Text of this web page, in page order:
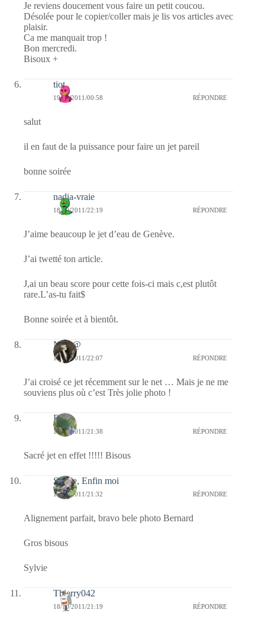
Je reviens doucement vous faire un petit coucou.
Désolée pour le copier/coller mais je lis vos articles avec
plaisir.
Ca me manquait trop !
Bon mercredi.
Bisoux +
tiot
19/10/2011/00:58 RÉPONDRE
salut
il en faut de la puissance pour faire un jet pareil
bonne soirée
nadia-vraie
18/10/2011/22:19 RÉPONDRE
J’aime beaucoup le jet d’eau de Genève.
J’ai twetté ton article.
J,ai un beau score pour cette fois-ci mais c,est plutôt
rare.L’as-tu fait$
Bonne soirée et à bientôt.
Nikit@
18/10/2011/22:07 RÉPONDRE
J’ai croisé ce jet récemment sur le net … Mais je ne me
souviens plus où c’est Très jolie photo !
Elo
18/10/2011/21:38 RÉPONDRE
Sacré jet en effet !!!!! Bisous
Sylvie, Enfin moi
18/10/2011/21:32 RÉPONDRE
Alignement parfait, bravo bele photo Bernard
Gros bisous
Sylvie
Thierry042
18/10/2011/21:19 RÉPONDRE